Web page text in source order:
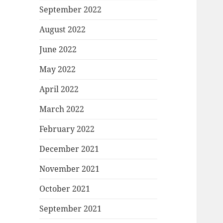
September 2022
August 2022
June 2022
May 2022
April 2022
March 2022
February 2022
December 2021
November 2021
October 2021
September 2021